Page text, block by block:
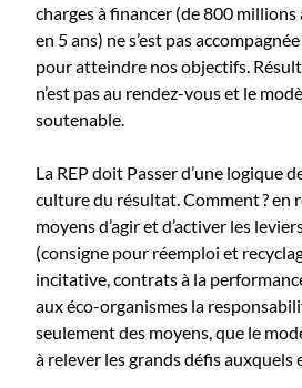
charges à financer (de 800 millions
en 5 ans) ne s’est pas
pour atteindre nos objectifs.
n’est pas au rendez-vous et le
soutenable.
La REP doit Passer d’une logique
culture du résultat. Comment ? en
moyens d’agir et d’activer les
(consigne pour réemploi et
incitative, contrats à la
aux éco-organismes la
seulement des moyens, que le
à relever les grands défis auxquels